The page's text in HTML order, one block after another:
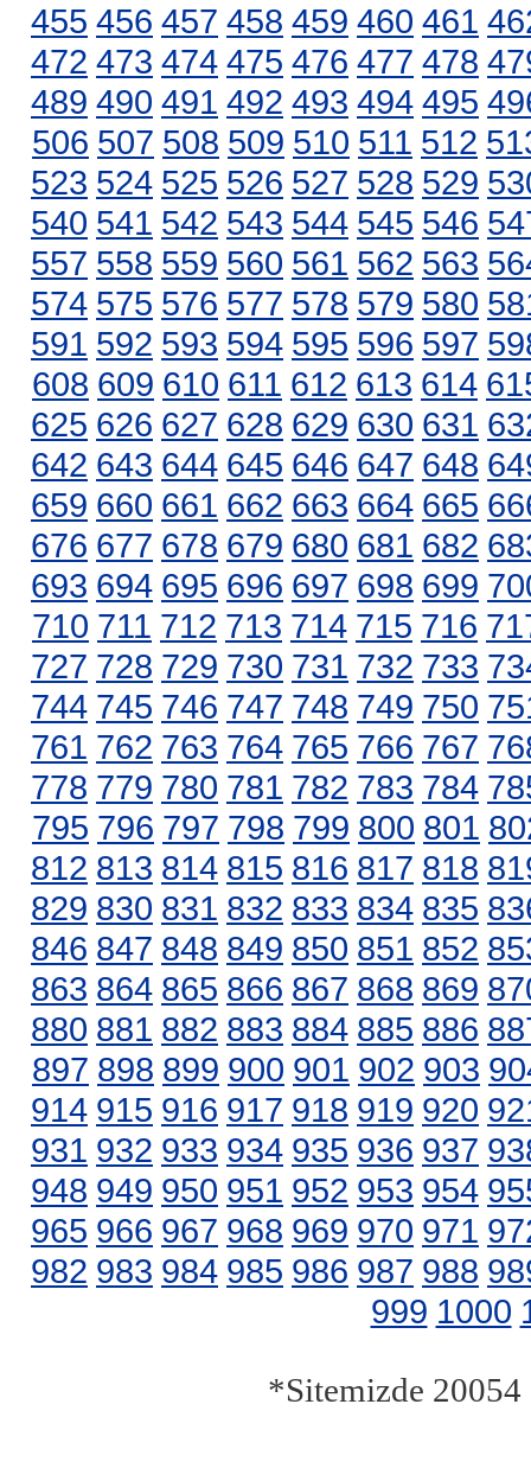
455 456 457 458 459 460 461
472 473 474 475 476 477 478
489 490 491 492 493 494 495
506 507 508 509 510 511 512
523 524 525 526 527 528 529
540 541 542 543 544 545 546
557 558 559 560 561 562 563
574 575 576 577 578 579 580
591 592 593 594 595 596 597
608 609 610 611 612 613 614
625 626 627 628 629 630 631
642 643 644 645 646 647 648
659 660 661 662 663 664 665
676 677 678 679 680 681 682
693 694 695 696 697 698 699
710 711 712 713 714 715 716
727 728 729 730 731 732 733
744 745 746 747 748 749 750
761 762 763 764 765 766 767
778 779 780 781 782 783 784
795 796 797 798 799 800 801
812 813 814 815 816 817 818
829 830 831 832 833 834 835
846 847 848 849 850 851 852
863 864 865 866 867 868 869
880 881 882 883 884 885 886
897 898 899 900 901 902 903
914 915 916 917 918 919 920
931 932 933 934 935 936 937
948 949 950 951 952 953 954
965 966 967 968 969 970 971
982 983 984 985 986 987 988
999 1000
*Sitemizde 20054